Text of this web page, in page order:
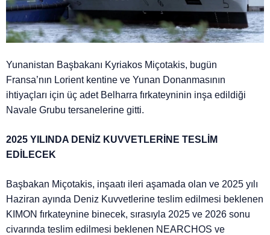
Yunanistan Başbakanı Kyriakos Miçotakis, bugün
Fransa’nın Lorient kentine ve Yunan Donanmasının
ihtiyaçları için üç adet Belharra fırkateyninin inşa edildiği
Navale Grubu tersanelerine gitti.
2025 YILINDA DENİZ KUVVETLERİNE TESLİM
EDİLECEK
Başbakan Miçotakis, inşaatı ileri aşamada olan ve 2025 yılı
Haziran ayında Deniz Kuvvetlerine teslim edilmesi beklenen
KIMON fırkateynine binecek, sırasıyla 2025 ve 2026 sonu
civarında teslim edilmesi beklenen NEARCHOS ve